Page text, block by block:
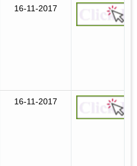
16-11-2017
16-11-2017